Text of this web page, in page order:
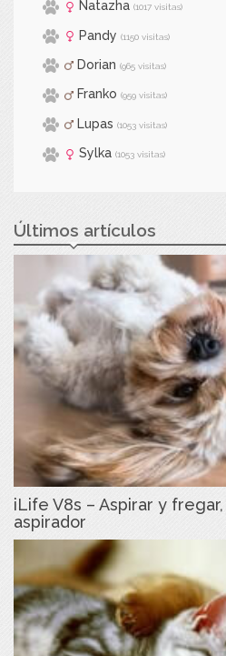
Natazha (1017 visitas)
Pandy (1150 visitas)
Dorian (965 visitas)
Franko (959 visitas)
Lupas (1053 visitas)
Sylka (1053 visitas)
Últimos artículos
iLife V8s – Aspirar y
aspirador